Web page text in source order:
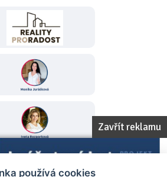
Zavřít reklamu
používá cookies